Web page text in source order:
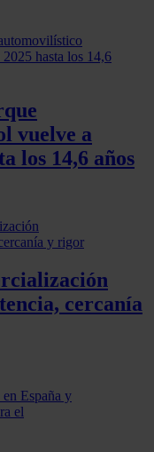
vuelve a
los 14,6 años
cercanía